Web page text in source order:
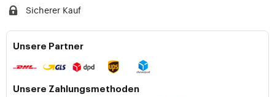
Sicherer Kauf
Unsere Partner
Unsere Zahlungsmethoden